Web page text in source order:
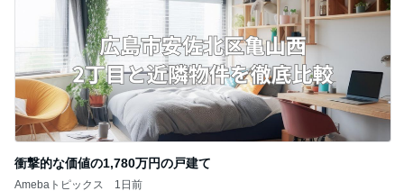
衝撃的な価値の1,780万円の戸建て
Amebaトピックス 1日前